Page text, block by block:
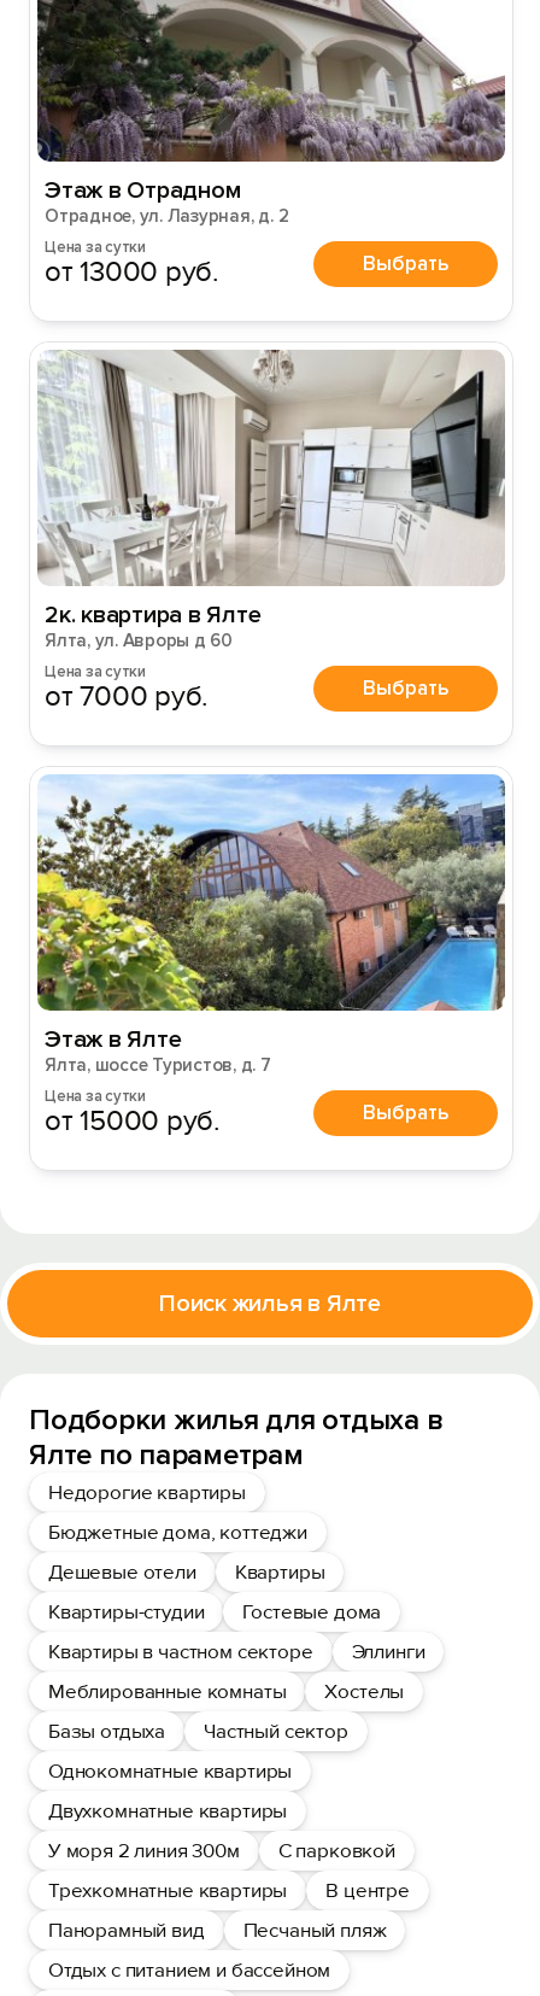
Этаж в Отрадном
Отрадное, ул. Лазурная, д. 2
Цена за сутки
от 13000 руб. Выбрать
2к. квартира в Ялте
Ялта, ул. Авроры д 60
Цена за сутки
от 7000 руб. Выбрать
Этаж в Ялте
Ялта, шоссе Туристов, д. 7
Цена за сутки
от 15000 руб. Выбрать
Поиск жилья в Ялте
Подборки жилья для отдыха в
Ялте по параметрам
Недорогие квартиры
Бюджетные дома, коттеджи
Дешевые отели
Квартиры
Квартиры-студии
Гостевые дома
Квартиры в частном секторе
Эллинги
Меблированные комнаты
Хостелы
Базы отдыха
Частный сектор
Однокомнатные квартиры
Двухкомнатные квартиры
У моря 2 линия 300м
С парковкой
Трехкомнатные квартиры
В центре
Панорамный вид
Песчаный пляж
Отдых с питанием и бассейном